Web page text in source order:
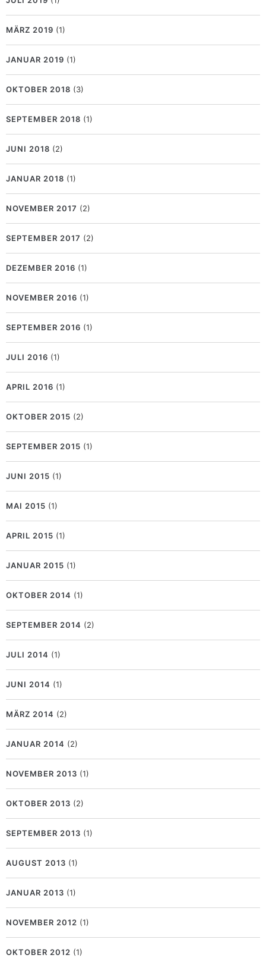
MÄRZ 2019 (1)
JANUAR 2019 (1)
OKTOBER 2018 (3)
SEPTEMBER 2018 (1)
JUNI 2018 (2)
JANUAR 2018 (1)
NOVEMBER 2017 (2)
SEPTEMBER 2017 (2)
DEZEMBER 2016 (1)
NOVEMBER 2016 (1)
SEPTEMBER 2016 (1)
JULI 2016 (1)
APRIL 2016 (1)
OKTOBER 2015 (2)
SEPTEMBER 2015 (1)
JUNI 2015 (1)
MAI 2015 (1)
APRIL 2015 (1)
JANUAR 2015 (1)
OKTOBER 2014 (1)
SEPTEMBER 2014 (2)
JULI 2014 (1)
JUNI 2014 (1)
MÄRZ 2014 (2)
JANUAR 2014 (2)
NOVEMBER 2013 (1)
OKTOBER 2013 (2)
SEPTEMBER 2013 (1)
AUGUST 2013 (1)
JANUAR 2013 (1)
NOVEMBER 2012 (1)
OKTOBER 2012 (1)